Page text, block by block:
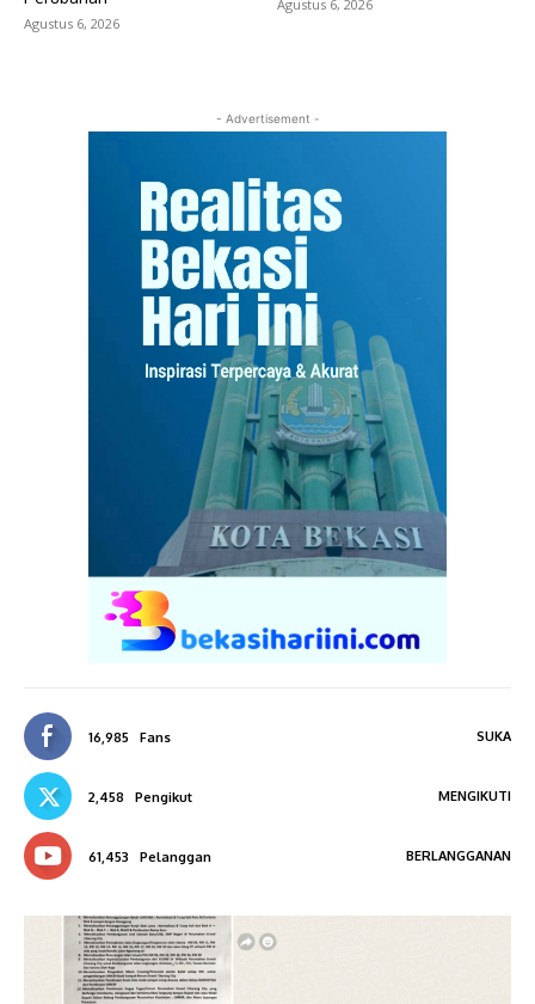
Agustus 6, 2026
Agustus 6, 2026
- Advertisement -
16,985 Fans SUKA
2,458 Pengikut MENGIKUTI
61,453 Pelanggan BERLANGGANAN